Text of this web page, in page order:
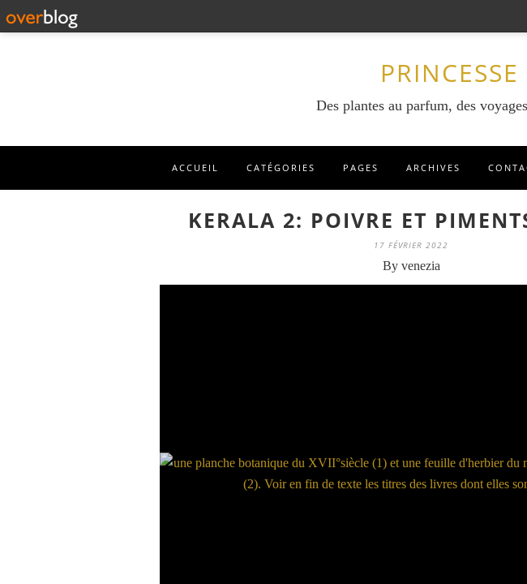
Des plantes au parfum, des
ACCUEIL CATÉGORIES PAGES ARCHIVES
KERALA 2: POIVRE ET
17 FÉVRIER 2022
By venezia